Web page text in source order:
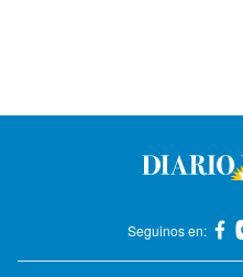
Seguinos en: